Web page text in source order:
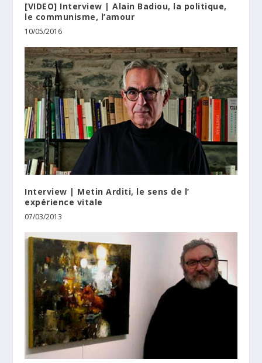
[VIDEO] Interview | Alain Badiou, la politique,
le communisme, l’amour
10/05/2016
Interview | Metin Arditi, le sens de l’
expérience vitale
07/03/2013